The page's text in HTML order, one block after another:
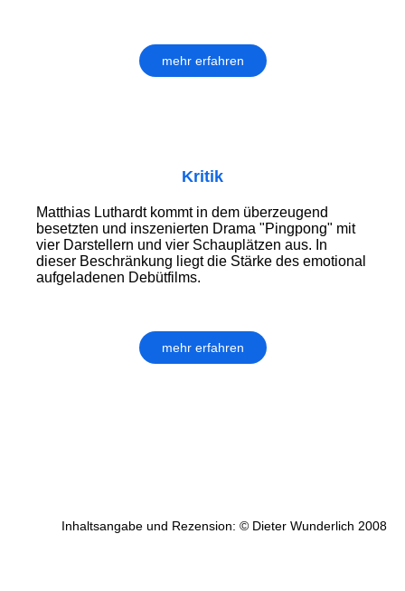
mehr erfahren
Kritik
Matthias Luthardt kommt in dem überzeugend
besetzten und inszenierten Drama "Pingpong" mit
vier Darstellern und vier Schauplätzen aus. In
dieser Beschränkung liegt die Stärke des emotional
aufgeladenen Debütfilms.
mehr erfahren
Inhaltsangabe und Rezension: © Dieter Wunderlich 2008